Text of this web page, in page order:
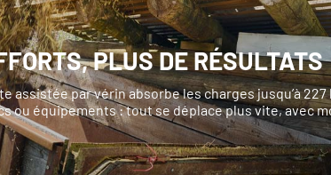
PLUS DE RÉSULTATS
assistée par vérin absorbe les charges jusqu’à 227
ou équipements : tout se déplace plus vite, avec